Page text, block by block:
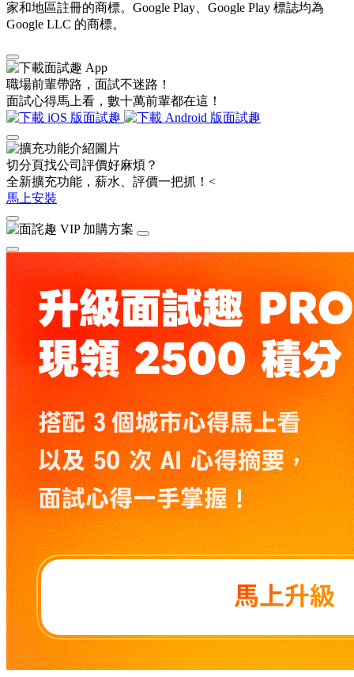
家和地區註冊的商標。Google Play、Google Play 標誌均為
Google LLC 的商標。
職場前輩帶路，面試不迷路！
面試心得馬上看，數十萬前輩都在這！
切分頁找公司評價好麻煩？
全新擴充功能，薪水、評價一把抓！<
馬上安裝